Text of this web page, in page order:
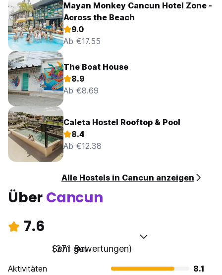
Mayan Monkey Cancun Hotel Zone -
Across the Beach
9.0
Ab €17.55
The Boat House
8.9
Ab €8.69
Caleta Hostel Rooftop & Pool
8.4
Ab €12.38
Alle Hostels in Cancun anzeigen
Über Cancun
7.6
Sehr gut
(371 Bewertungen)
Aktivitäten
8.1